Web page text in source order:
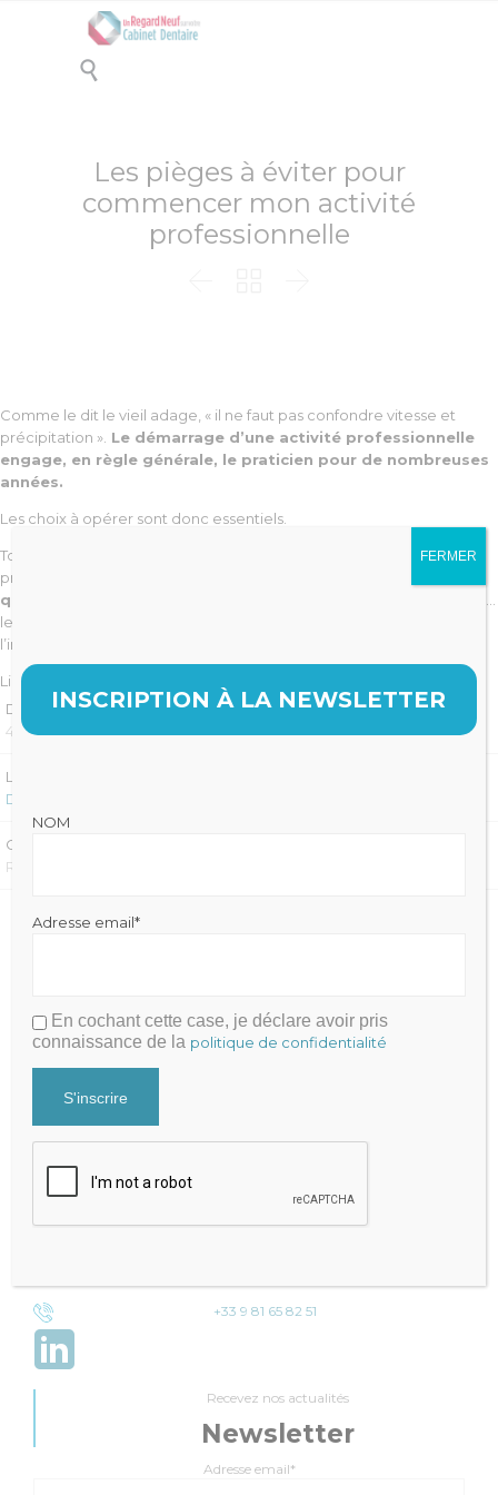

Les pièges à éviter pour
commencer mon activité
professionnelle
Comme le dit le vieil adage, « il ne faut pas confondre vitesse et
précipitation ». Le démarrage d’une activité professionnelle
engage, en règle générale, le praticien pour de nombreuses
années.
Les choix à opérer sont donc essentiels.
Tout d’abord en matière d’
, nous préconisons la
prudence.
qu’avec des semelles de plomb
les devis aussi ! Mais pour commercer son activité, il faut privilégier
l’indispensable et dimensionner au mieux ses investissements.
Lire la suite sur
DATE
4 OCTOBRE 2022
LIRE LA SUITE SUR :
DENTALESPACE
CATÉGORIE
REVUE DE PRESSE
Expert-Comptable qui accompagne la performance de votre
cabinet
Cabinet Fraysse & Associés
+33 9 81 65 82 51
Recevez nos actualités
Newsletter
Adresse email*
INSCRIPTION À LA NEWSLETTER
NOM
Adresse email*
En cochant cette case, je déclare avoir pris
connaissance de la politique de confidentialité
FERMER